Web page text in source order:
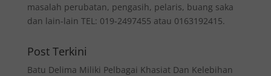
masalah perubatan, pengasih, pelaris, buang saka
dan lain-lain TEL: 019-2497455 atau 0163192415.
Post Terkini
Batu Delima Miliki Pelbagai Khasiat Dan Kelebihan